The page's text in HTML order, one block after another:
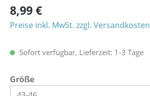
8,99 €
Preise inkl. MwSt. zzgl. Versandkosten
Sofort verfügbar, Lieferzeit: 1-3 Tage
Größeauswählen